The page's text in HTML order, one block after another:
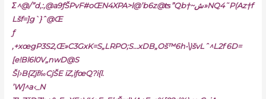
Σ^@/”d‚:,@а9ƒŠPvF#oŒN4XPA>l@’b6z@ʦ”Qb†~ش»NQ4˜P(Az†f
Lšf=]g`}ˆ@Œ
ƒ
‚+xœgP3S2‚Œ»C3GxK=S„LRPO;S…xDB„Oš™6h•\)švLˆ^L2f6D=
[e!Bl6l0V„nwD@S
Š|›B{Zji‰CjŠE iZ‚iƒœQ?i{l.
’W]^a‹_N